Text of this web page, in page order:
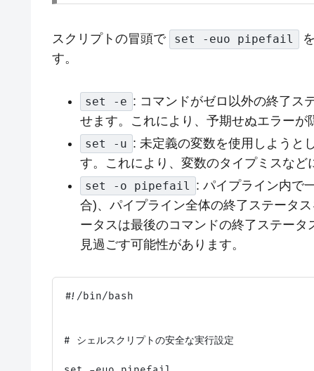
スクリプトの冒頭で set -euo pipefail
す。
set -e : コマンドがゼロ以外の終了ス
せます。これにより、予期せぬエラーが
set -u : 未定義の変数を使用しようと
す。これにより、変数のタイプミスなど
set -o pipefail : パイプライン内で
合)、パイプライン全体の終了ステータ
ータスは最後のコマンドの終了ステータ
見過ごす可能性があります。
#!/bin/bash
# シェルスクリプトの安全な実行設定